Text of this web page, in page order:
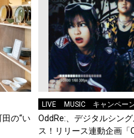
の“い
LIVE MUSIC キャンペー
OddRe:、デジタルシン
ス！リリース連動企画「